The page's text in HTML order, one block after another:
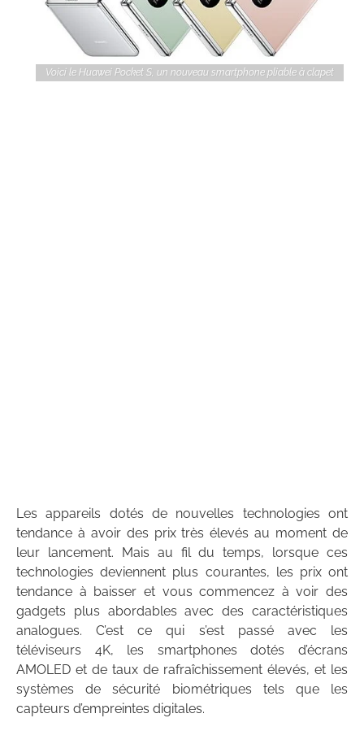
Voici le Huawei Pocket S, un nouveau smartphone pliable à clapet
Les appareils dotés de nouvelles technologies ont
tendance à avoir des prix très élevés au moment de
leur lancement. Mais au fil du temps, lorsque ces
technologies deviennent plus courantes, les prix ont
tendance à baisser et vous commencez à voir des
gadgets plus abordables avec des caractéristiques
analogues. C’est ce qui s’est passé avec les
téléviseurs 4K, les smartphones dotés d’écrans
AMOLED et de taux de rafraîchissement élevés, et les
systèmes de sécurité biométriques tels que les
capteurs d’empreintes digitales.